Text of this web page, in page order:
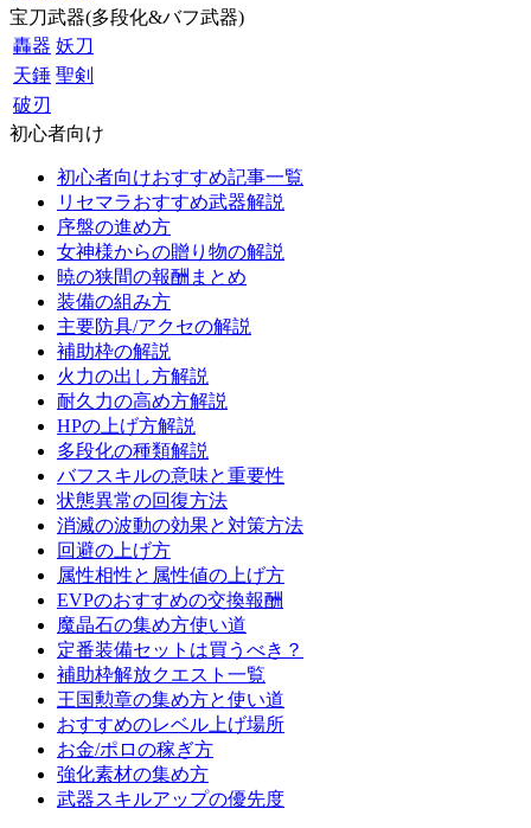
宝刀武器(多段化&バフ武器)
轟器 妖刀
天錘 聖剣
破刃
初心者向け
初心者向けおすすめ記事一覧
リセマラおすすめ武器解説
序盤の進め方
女神様からの贈り物の解説
暁の狭間の報酬まとめ
装備の組み方
主要防具/アクセの解説
補助枠の解説
火力の出し方解説
耐久力の高め方解説
HPの上げ方解説
多段化の種類解説
バフスキルの意味と重要性
状態異常の回復方法
消滅の波動の効果と対策方法
回避の上げ方
属性相性と属性値の上げ方
EVPのおすすめの交換報酬
魔晶石の集め方使い道
定番装備セットは買うべき？
補助枠解放クエスト一覧
王国勲章の集め方と使い道
おすすめのレベル上げ場所
お金/ポロの稼ぎ方
強化素材の集め方
武器スキルアップの優先度